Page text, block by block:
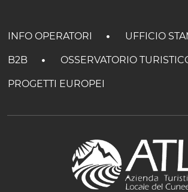
INFO OPERATORI UFFICIO
B2B OSSERVATORIO
PROGETTI EUROPEI